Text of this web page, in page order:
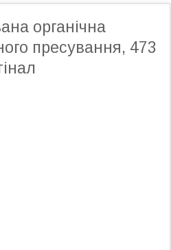
органічна
пресування, 473